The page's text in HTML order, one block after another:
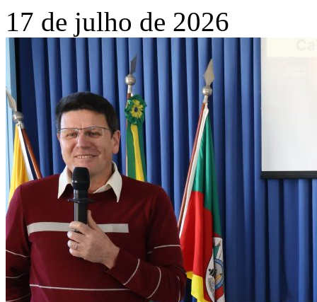
17 de julho de 2026